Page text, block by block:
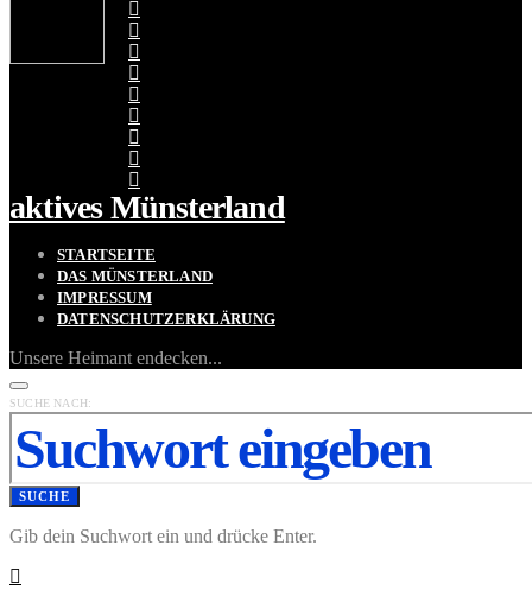
aktives Münsterland
STARTSEITE
DAS MÜNSTERLAND
IMPRESSUM
DATENSCHUTZERKLÄRUNG
Unsere Heimant endecken...
SUCHE NACH:
SUCHE
Gib dein Suchwort ein und drücke Enter.